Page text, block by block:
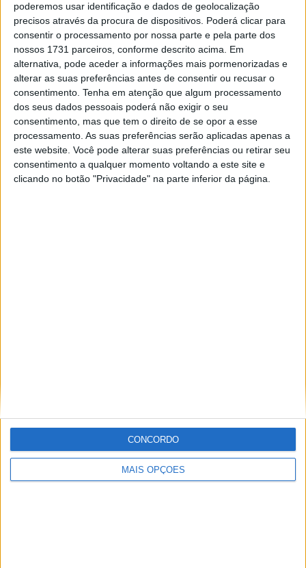
poderemos usar identificação e dados de geolocalização
precisos através da procura de dispositivos. Poderá clicar para
consentir o processamento por nossa parte e pela parte dos
nossos 1731 parceiros, conforme descrito acima. Em
alternativa, pode aceder a informações mais pormenorizadas e
alterar as suas preferências antes de consentir ou recusar o
consentimento. Tenha em atenção que algum processamento
dos seus dados pessoais poderá não exigir o seu
consentimento, mas que tem o direito de se opor a esse
processamento. As suas preferências serão aplicadas apenas a
este website. Você pode alterar suas preferências ou retirar seu
consentimento a qualquer momento voltando a este site e
clicando no botão "Privacidade" na parte inferior da página.
MAIS OPÇÕES
CONCORDO
ter vaga em 2026
28 AGOSTO, 2025
MotoGP: Paolo Campinoti (Pramac) faz
revelações ‘desconfortáveis’ sobre Marc
Márquez
16 OUTUBRO, 2025
MotoGP: Toprak Razgatlioglu ‘muito
superior’ a Miguel Oliveira
29 DEZEMBRO, 2025
Estatuto editorial
Termos e condições
Como anunciar